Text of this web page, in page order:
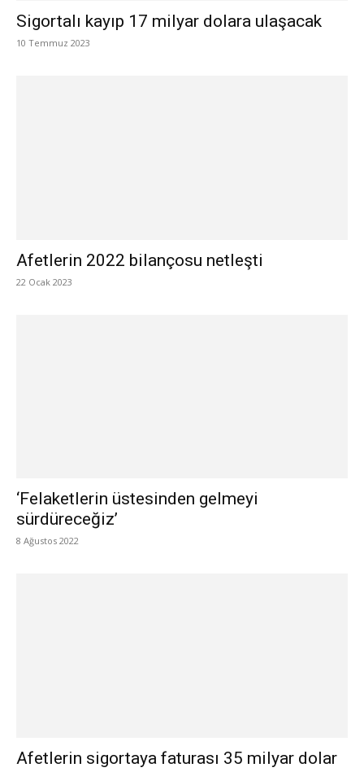
Sigortalı kayıp 17 milyar dolara ulaşacak
10 Temmuz 2023
Afetlerin 2022 bilançosu netleşti
22 Ocak 2023
‘Felaketlerin üstesinden gelmeyi
sürdüreceğiz’
8 Ağustos 2022
Afetlerin sigortaya faturası 35 milyar dolar